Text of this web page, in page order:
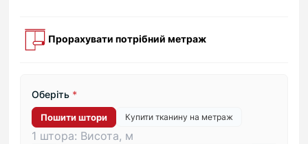
Прорахувати потрібний метраж
Оберіть *
Пошити штори Купити тканину на метраж
1 штора: Висота, м